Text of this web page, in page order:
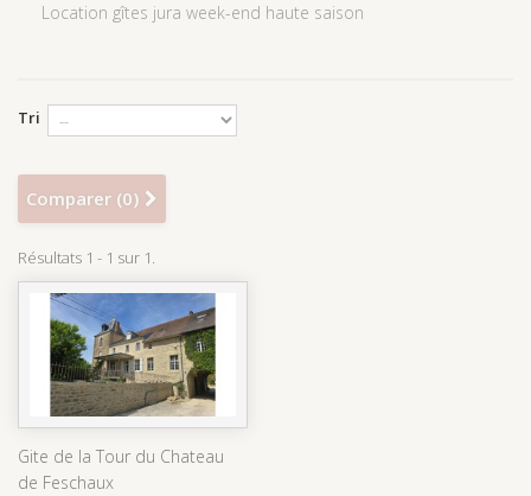
Location gîtes jura week-end haute saison
Tri
Comparer (0)
Résultats 1 - 1 sur 1.
Gite de la Tour du Chateau
de Feschaux